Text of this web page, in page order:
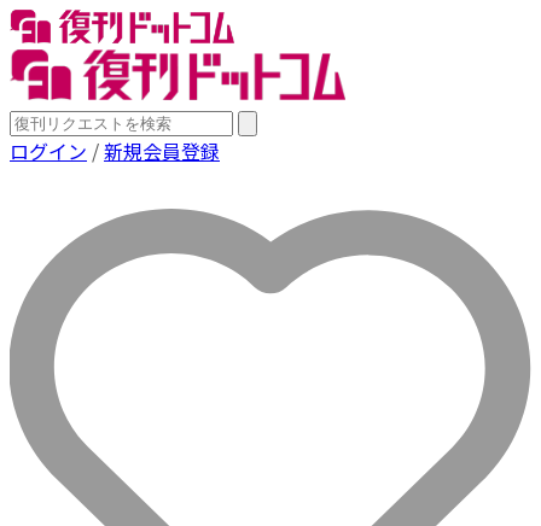
ログイン /新規会員登録